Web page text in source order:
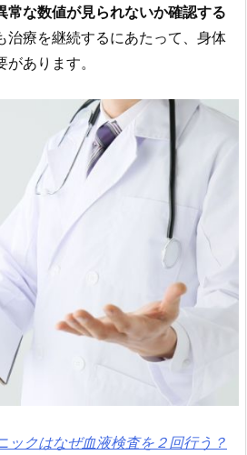
常な数値が見られないか確認する
治療を継続するにあたって、身体
あります。
ックはなぜ血液検査を２回行う？